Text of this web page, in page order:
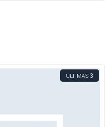
ÚLTIMAS 3